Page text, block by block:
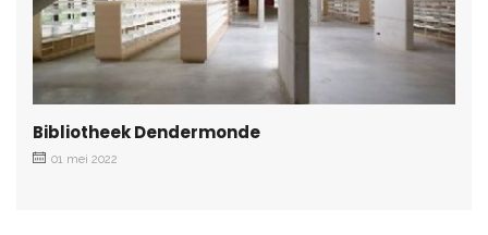
Bibliotheek Dendermonde
01 mei 2022